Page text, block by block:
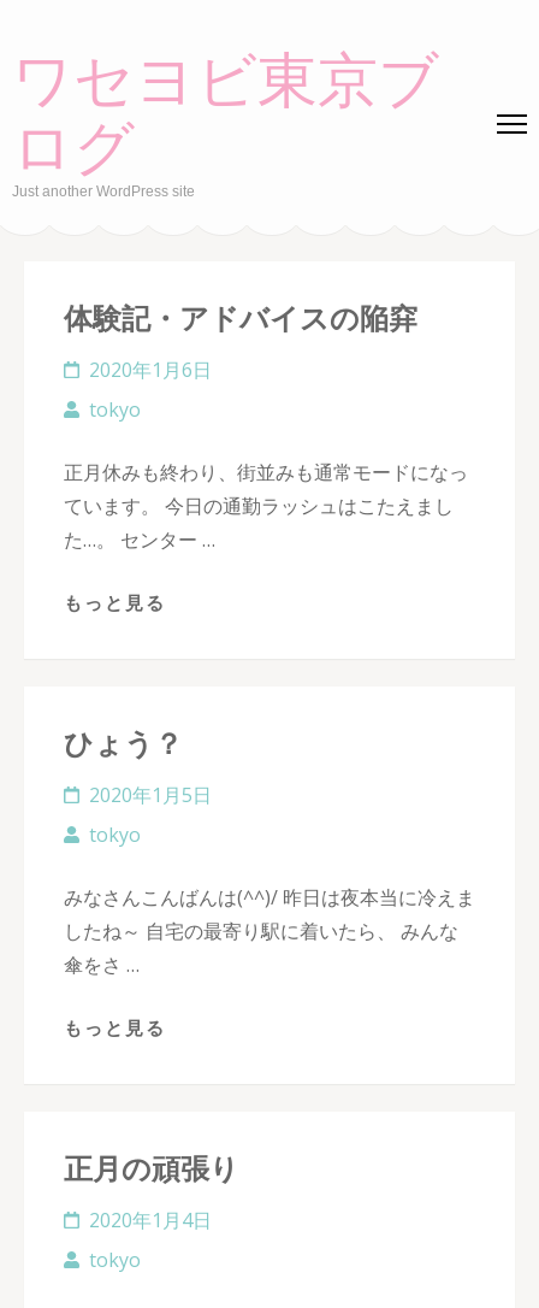
content
ワセヨビ東京ブ
ログ
Just another WordPress site
体験記・アドバイスの陥穽
2020年1月6日
tokyo
正月休みも終わり、街並みも通常モードになっ
ています。 今日の通勤ラッシュはこたえまし
た…。 センター …
もっと見る
ひょう？
2020年1月5日
tokyo
みなさんこんばんは(^^)/ 昨日は夜本当に冷えま
したね～ 自宅の最寄り駅に着いたら、 みんな
傘をさ …
もっと見る
正月の頑張り
2020年1月4日
tokyo